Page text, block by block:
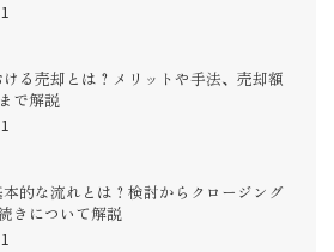
る売却とは？メリットや手法、売却額
で解説
的な流れとは？検討からクロージング
きについて解説